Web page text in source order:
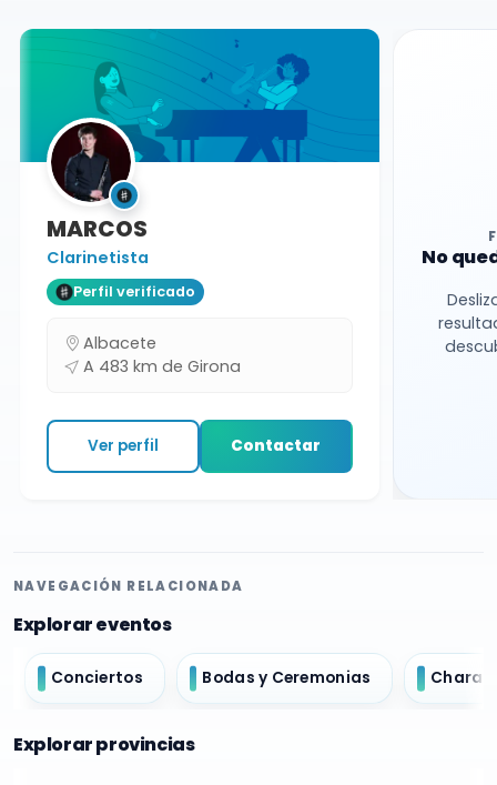
MARCOS
Clarinetista
Perfil verificado
Albacete
A 483 km de Girona
Ver perfil Contactar
No
NAVEGACIÓN RELACIONADA
Explorar eventos
Conciertos Bodas y Ceremonias
Explorar provincias